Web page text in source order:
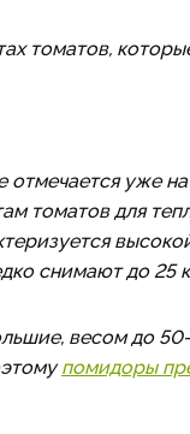
томатов,
отмечается уже
томатов для
снимают до 25
весом до
помидоры